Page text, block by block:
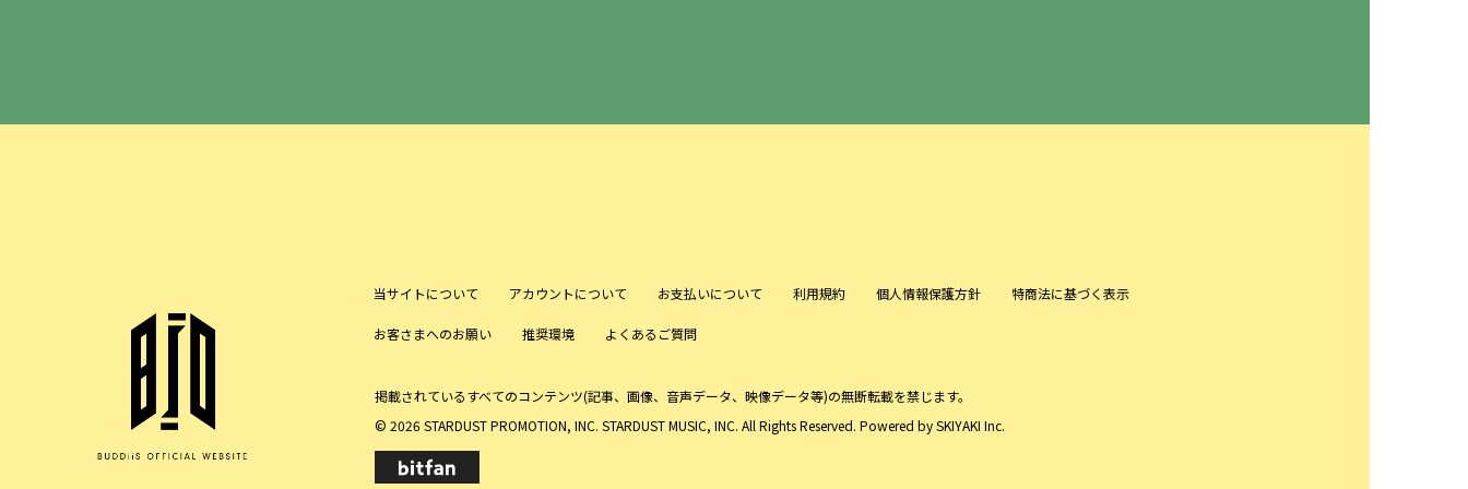
当サイトについて アカウントについて お支払いについて 利用規約 個人情報保護方針 特商法に基づく表示
お客さまへのお願い 推奨環境 よくあるご質問
掲載されているすべてのコンテンツ(記事、画像、音声データ、映像データ等)の無断転載を禁じます。
© 2026 STARDUST PROMOTION, INC. STARDUST MUSIC, INC. All Rights Reserved. Powered bySKIYAKI Inc.